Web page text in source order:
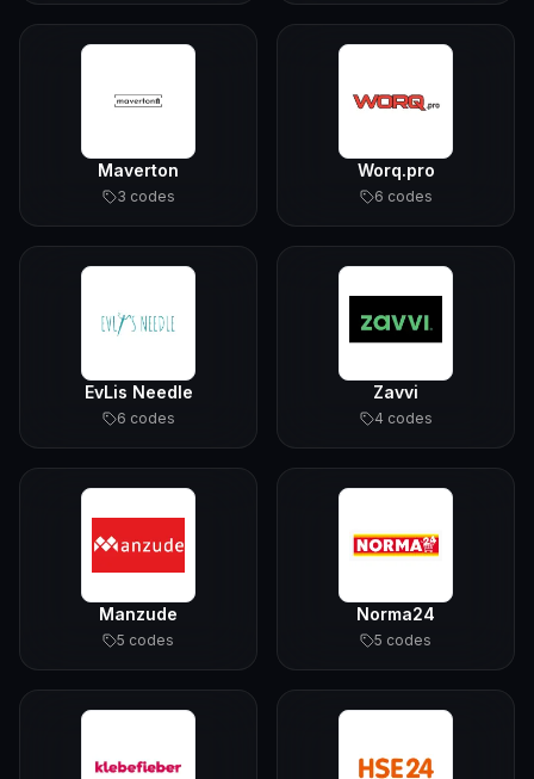
Maverton
3 codes
Worq.pro
6 codes
EvLis Needle
6 codes
Zavvi
4 codes
Manzude
5 codes
Norma24
5 codes